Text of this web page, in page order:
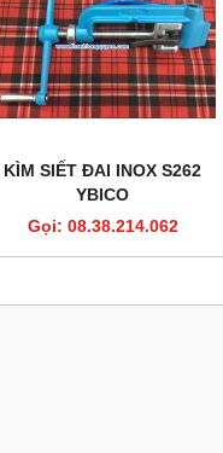
KÌM SIẾT ĐAI INOX S262
YBICO
Gọi: 08.38.214.062